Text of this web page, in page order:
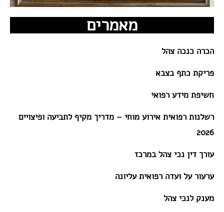
מאמרים
הכרה כנכה צהל
פריקת כתף בצבא
חשיפת מידע רפואי
רשלנות רפואית אירוע מוחי – מדריך מקיף לתביעה ופיצויים
2026
עורך דין נכי צהל במרכז
ערעור על ועדה רפואית עליונה
מענק לנכי צהל